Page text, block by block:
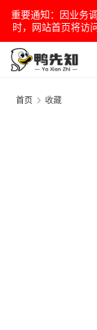
重要通知：因业务
时，网站首页将访
首页 收藏